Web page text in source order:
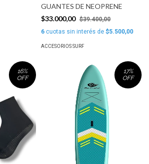
GUANTES DE NEOPRENE
$33.000,00 $39.400,00
6 cuotas sin interés de $5.500,00
ACCESORIOS SURF
16%
OFF
17%
OFF